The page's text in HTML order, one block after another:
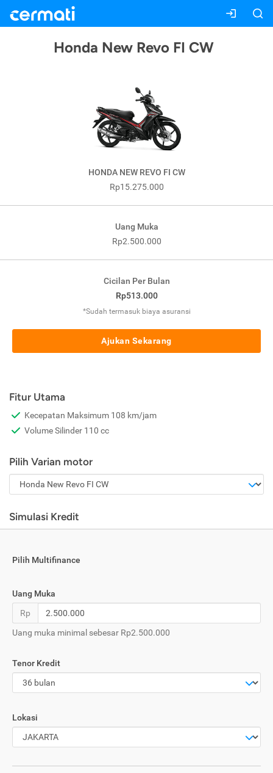
Honda New Revo FI CW
HONDA NEW REVO FI CW
Rp15.275.000
Uang Muka
Rp2.500.000
Cicilan Per Bulan
Rp513.000
*Sudah termasuk biaya asuransi
Ajukan Sekarang
Fitur Utama
Kecepatan Maksimum 108 km/jam
Volume Silinder 110 cc
Pilih Varian motor
Simulasi Kredit
Pilih Multifinance
Uang Muka
Rp
Uang muka minimal sebesar Rp2.500.000
Tenor Kredit
Lokasi